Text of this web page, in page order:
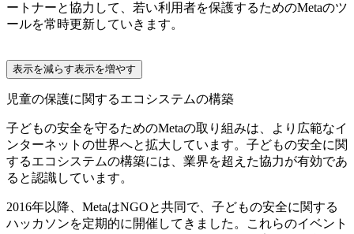
ートナーと協力して、若い利用者を保護するためのMetaのツ
ールを常時更新していきます。
表示を減らす表示を増やす
児童の保護に関するエコシステムの構築
子どもの安全を守るためのMetaの取り組みは、より広範なイ
ンターネットの世界へと拡大しています。子どもの安全に関
するエコシステムの構築には、業界を超えた協力が有効であ
ると認識しています。
2016年以降、MetaはNGOと共同で、子どもの安全に関する
ハッカソンを定期的に開催してきました。これらのイベント